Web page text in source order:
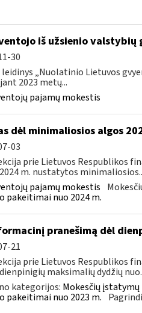
iš užsienio valstybių
30
„Nuolatinio Lietuvos
2023 metų...
pajamų mokestis
dėl minimaliosios algos
03
prie Lietuvos Respublikos
m. nustatytos
pajamų mokestis
pakeitimai nuo 2024 m.
pranešimą dėl
21
prie Lietuvos Respublikos
maksimalių dydžių
kategorijos: Mokesčių
pakeitimai nuo 2023 m.